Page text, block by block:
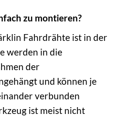
zu montieren?
Fahrdrähte ist in der
werden in die
der
und können je
verbunden
ist meist nicht